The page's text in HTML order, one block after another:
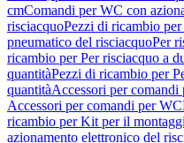
cmComandi per WC con
risciacquoPezzi di ricambio
pneumatico del risciacquoPer
ricambio per Per risciacquo a
quantitàPezzi di ricambio per
quantitàAccessori per comandi
Accessori per comandi per WC
ricambio per Kit per il
azionamento elettronico del